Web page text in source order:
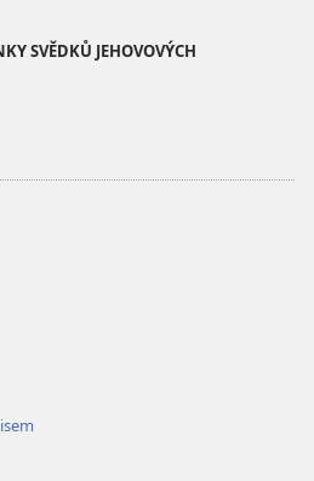
SVĚDKŮ JEHOVOVÝCH